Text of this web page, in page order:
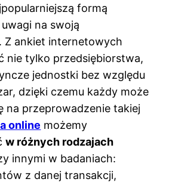
formą
na swoją
. Z ankiet internetowych
nie tylko przedsiębiorstwa,
jednostki bez względu
dzięki czemu każdy może
na przeprowadzenie takiej
online możemy
w różnych rodzajach
innymi w badaniach:
z danej transakcji,